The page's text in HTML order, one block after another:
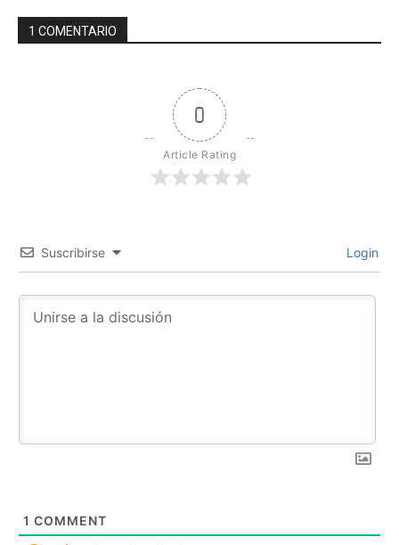
1 COMENTARIO
0
Article Rating
Suscribirse Login
1 COMMENT